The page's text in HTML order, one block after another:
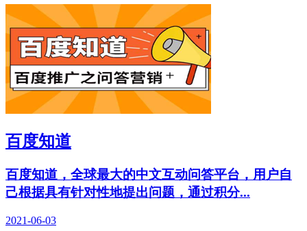
百度知道
百度知道，全球最大的中文互动问答平台，用户自
己根据具有针对性地提出问题，通过积分...
2021-06-03